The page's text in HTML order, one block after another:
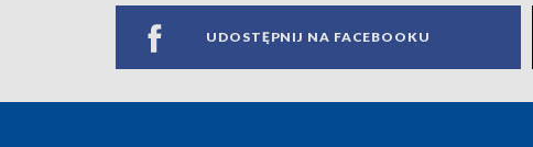
UDOSTĘPNIJ NA FACEBOOKU